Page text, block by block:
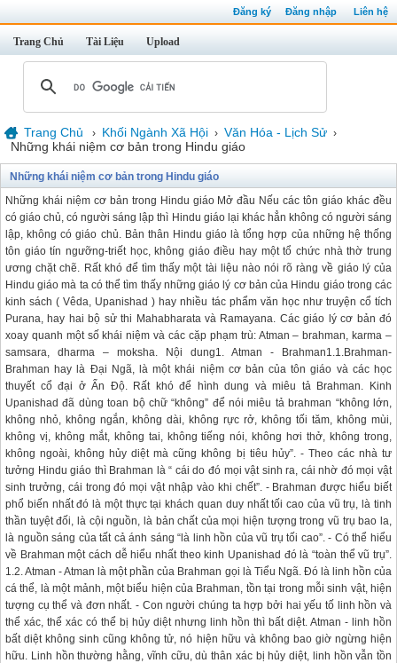
Đăng ký Đăng nhập Liên hệ
Trang Chủ Tài Liệu Upload
Trang Chủ › Khối Ngành Xã Hội › Văn Hóa - Lịch Sử ›
Những khái niệm cơ bản trong Hindu giáo
Những khái niệm cơ bản trong Hindu giáo
Những khái niệm cơ bản trong Hindu giáo Mở đầu Nếu các tôn giáo khác đều
có giáo chủ, có người sáng lập thì Hindu giáo lại khác hẳn không có người sáng
lập, không có giáo chủ. Bản thân Hindu giáo là tổng hợp của những hệ thống
tôn giáo tín ngưỡng-triết học, không giáo điều hay một tổ chức nhà thờ trung
ương chặt chẽ. Rất khó để tìm thấy một tài liệu nào nói rõ ràng về giáo lý của
Hindu giáo mà ta có thể tìm thấy những giáo lý cơ bản của Hindu giáo trong các
kinh sách ( Vêda, Upanishad ) hay nhiều tác phẩm văn học như truyện cổ tích
Purana, hay hai bộ sử thi Mahabharata và Ramayana. Các giáo lý cơ bản đó
xoay quanh một số khái niệm và các cặp phạm trù: Atman – brahman, karma –
samsara, dharma – moksha. Nội dung1. Atman - Brahman1.1.Brahman-
Brahman hay là Đại Ngã, là một khái niệm cơ bản của tôn giáo và các học
thuyết cổ đại ở Ấn Độ. Rất khó để hình dung và miêu tả Brahman. Kinh
Upanishad đã dùng toan bộ chữ “không” để nói miêu tả brahman “không lớn,
không nhỏ, không ngắn, không dài, không rực rở, không tối tăm, không mùi,
không vị, không mắt, không tai, không tiếng nói, không hơi thở, không trong,
không ngoài, không hủy diệt mà cũng không bị tiêu hủy”. - Theo các nhà tư
tưởng Hindu giáo thì Brahman là “ cái do đó mọi vật sinh ra, cái nhờ đó mọi vật
sinh trưởng, cái trong đó mọi vật nhập vào khi chết”. - Brahman được hiểu biết
phổ biến nhất đó là một thực tại khách quan duy nhất tối cao của vũ trụ, là tinh
thần tuyệt đối, là cội nguồn, là bản chất của mọi hiện tượng trong vũ trụ bao la,
là nguồn sáng của tất cả ánh sáng “là linh hồn của vũ trụ tối cao”. - Có thể hiểu
về Brahman một cách dễ hiểu nhất theo kinh Upanishad đó là “toàn thể vũ trụ”.
1.2. Atman - Atman là một phần của Brahman gọi là Tiểu Ngã. Đó là linh hồn của
cá thể, là một mảnh, một biểu hiện của Brahman, tồn tại trong mỗi sinh vật, hiện
tượng cụ thể và đơn nhất. - Con người chúng ta hợp bởi hai yếu tố linh hồn và
thể xác, thể xác có thể bị hủy diệt nhưng linh hồn thì bất diệt. Atman - linh hồn
bất diệt không sinh cũng không tử, nó hiện hữu và không bao giờ ngừng hiện
hữu. Linh hồn thường hằng, vĩnh cữu, dù thân xác bị hủy diệt, linh hồn vẫn tồn